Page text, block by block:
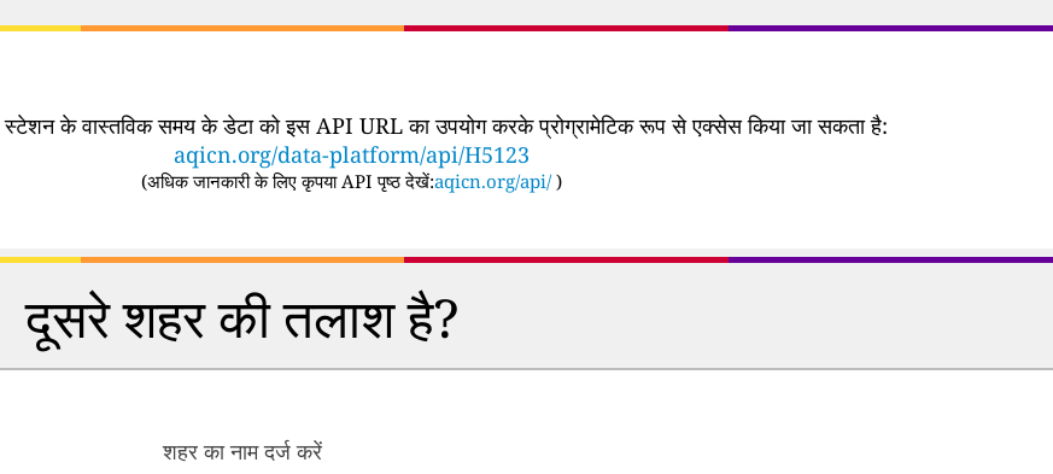
स्टेशन के वास्तविक समय के डेटा को इस API URL का उपयोग करके प्रोग्रामेटिक रूप से एक्सेस किया जा सकता है:
aqicn.org/data-platform/api/H5123
(अधिक जानकारी के लिए कृपया API पृष्ठ देखें:aqicn.org/api/ )
दूसरे शहर की तलाश है?
शहर का नाम दर्ज करें